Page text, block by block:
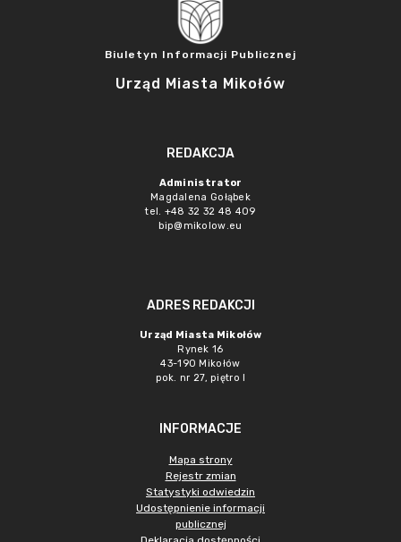
Biuletyn Informacji Publicznej
Urząd Miasta Mikołów
REDAKCJA
Administrator
Magdalena Gołąbek
tel. +48 32 32 48 409
bip@mikolow.eu
ADRES REDAKCJI
Urząd Miasta Mikołów
Rynek 16
43-190 Mikołów
pok. nr 27, piętro I
INFORMACJE
Mapa strony
Rejestr zmian
Statystyki odwiedzin
Udostępnienie informacji
publicznej